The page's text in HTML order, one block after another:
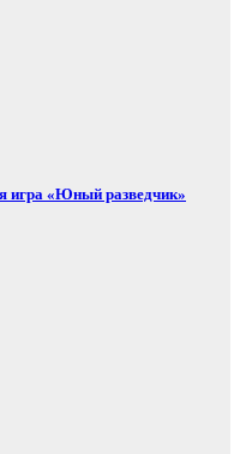
игра «Юный разведчик»